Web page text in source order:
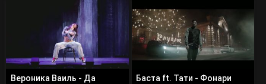
Вероника Ваиль - Да Баста ft. Тати - Фонари